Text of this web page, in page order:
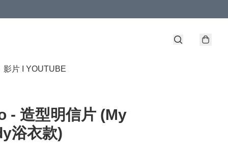
影片 I YOUTUBE
- 造型明信片 (My
浴衣款)